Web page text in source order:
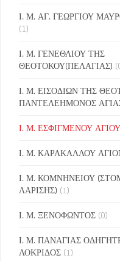
Ι. Μ. ΑΓ. ΓΕΩΡΓΙΟΥ
(1)
Ι. Μ. ΓΕΝΕΘΛΙΟΥ ΤΗΣ
ΘΕΟΤΟΚΟΥ(ΠΕΛΑΓΙΑΣ)
Ι. Μ. ΕΙΣΟΔΙΩΝ ΤΗΣ
ΠΑΝΤΕΛΕΗΜΟΝΟΣ
Ι. Μ. ΕΣΦΙΓΜΕΝΟΥ
Ι. Μ. ΚΑΡΑΚΑΛΛΟΥ
Ι. Μ. ΚΟΜΝΗΝΕΙΟΥ
ΛΑΡΙΣΗΣ) (1)
Ι. Μ. ΞΕΝΟΦΩΝΤΟΣ (0)
Ι. Μ. ΠΑΝΑΓΙΑΣ
ΛΟΚΡΙΔΟΣ (1)